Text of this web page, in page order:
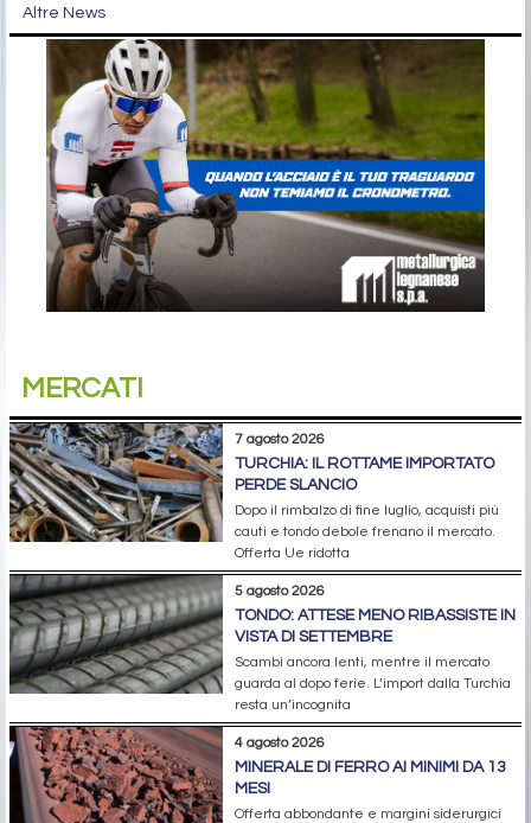
Altre News
MERCATI
7 agosto 2026
TURCHIA: IL ROTTAME IMPORTATO
PERDE SLANCIO
Dopo il rimbalzo di fine luglio, acquisti più
cauti e tondo debole frenano il mercato.
Offerta Ue ridotta
5 agosto 2026
TONDO: ATTESE MENO RIBASSISTE IN
VISTA DI SETTEMBRE
Scambi ancora lenti, mentre il mercato
guarda al dopo ferie. L’import dalla Turchia
resta un’incognita
4 agosto 2026
MINERALE DI FERRO AI MINIMI DA 13
MESI
Offerta abbondante e margini siderurgici